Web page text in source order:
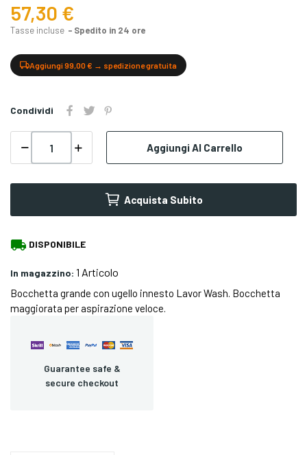
57,30 €
Tasse incluse Spedito in 24 ore
Aggiungi 99,00 € → spedizione gratuita
Condividi
Aggiungi Al Carrello
Acquista Subito
local_shipping DISPONIBILE
In magazzino: 1 Articolo
Bocchetta grande con ugello innesto Lavor Wash. Bocchetta
maggiorata per aspirazione veloce.
Guarantee safe &
secure checkout